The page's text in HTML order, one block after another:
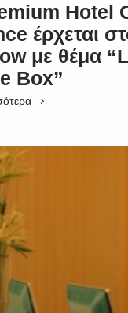
Hotel
έρχεται
με θέμα
Box”